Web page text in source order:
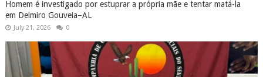
Homem é investigado por estuprar a própria mãe e tentar matá-la
em Delmiro Gouveia–AL
July 21, 2026 0